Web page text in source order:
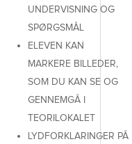
UNDERVISNING OG
SPØRGSMÅL
ELEVEN KAN
MARKERE BILLEDER,
SOM DU KAN SE OG
GENNEMGÅ I
TEORILOKALET
LYDFORKLARINGER PÅ